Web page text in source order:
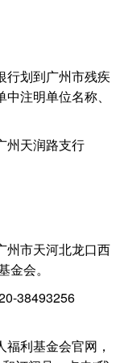
行划到广州市残疾
注明单位名称、
州天润路支行
州市天河北龙口西
会。
38493256
利基金会官网，